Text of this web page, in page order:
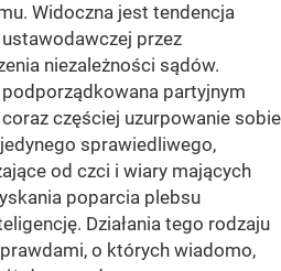
Widoczna jest tendencja
przez
niezależności sądów.
partyjnym
częściej uzurpowanie sobie
sprawiedliwego,
od czci i wiary mających
poparcia plebsu
Działania tego rodzaju
o których wiadomo,